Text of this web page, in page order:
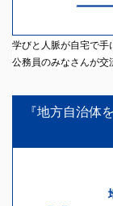
学びと人脈が自宅で手
公務員のみなさんが交
『地方自治体